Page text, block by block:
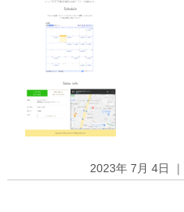
2023年 7月 4日